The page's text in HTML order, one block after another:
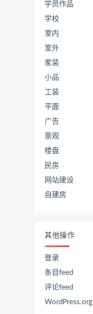
学员作品
学校
室内
室外
家装
小品
工装
平面
广告
景观
楼盘
民房
网站建设
自建房
其他操作
登录
条目feed
评论feed
WordPress.org